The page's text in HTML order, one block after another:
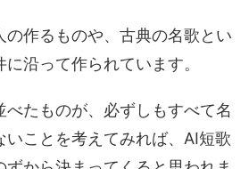
の作るものや、古典の名歌とい
沿って作られています。
べたものが、必ずしもすべて名
いことを考えてみれば、AI短歌